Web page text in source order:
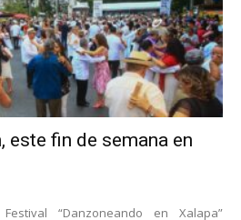
este fin de semana en
“Danzoneando en Xalapa”